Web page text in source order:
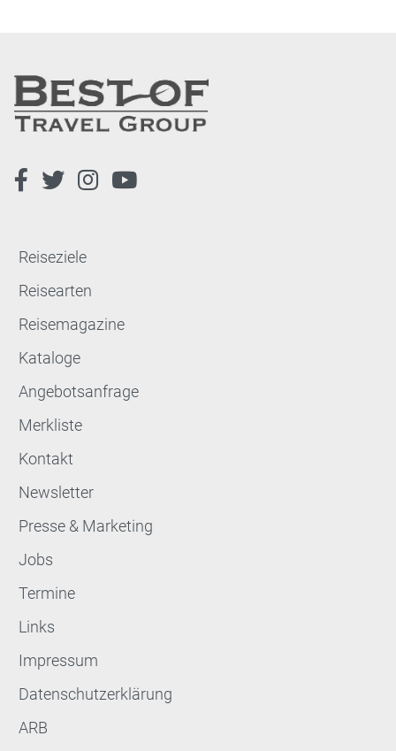
Reiseziele
Reisearten
Reisemagazine
Kataloge
Angebotsanfrage
Merkliste
Kontakt
Newsletter
Presse & Marketing
Jobs
Termine
Links
Impressum
Datenschutzerklärung
ARB